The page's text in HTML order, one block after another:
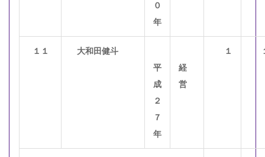
０
年
１１
大和田健斗
平
成
２
７
年
経
営
１